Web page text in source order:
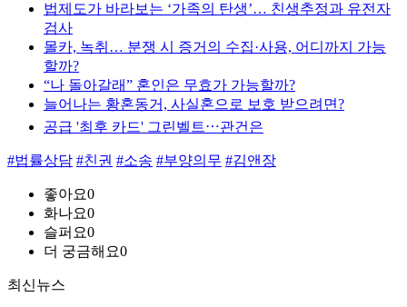
법제도가 바라보는 ‘가족의 탄생’… 친생추정과 유전자
검사
몰카, 녹취… 분쟁 시 증거의 수집·사용, 어디까지 가능
할까?
“나 돌아갈래” 혼인은 무효가 가능할까?
늘어나는 황혼동거, 사실혼으로 보호 받으려면?
공급 '최후 카드' 그린벨트⋯관건은
#법률상담 #친권 #소송 #부양의무 #김앤장
좋아요0
화나요0
슬퍼요0
더 궁금해요0
최신뉴스